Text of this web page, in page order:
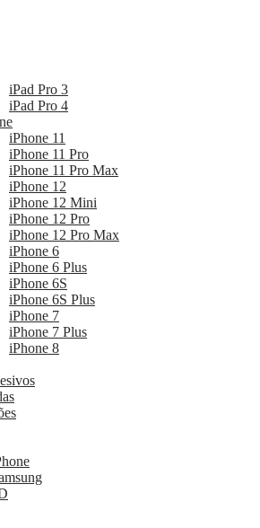
iPad Pro 3
iPad Pro 4
iPhone 11
iPhone 11 Pro
iPhone 11 Pro Max
iPhone 12
iPhone 12 Mini
iPhone 12 Pro
iPhone 12 Pro Max
iPhone 6
iPhone 6 Plus
iPhone 6S
iPhone 6S Plus
iPhone 7
iPhone 7 Plus
iPhone 8